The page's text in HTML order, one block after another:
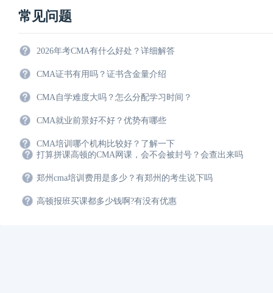
常见问题
2026年考CMA有什么好处？详细解答
CMA证书有用吗？证书含金量介绍
CMA自学难度大吗？怎么分配学习时间？
CMA就业前景好不好？优势有哪些
CMA培训哪个机构比较好？了解一下
打算拼课高顿的CMA网课，会不会被封号？会查出来吗
郑州cma培训费用是多少？有郑州的考生说下吗
高顿报班买课都多少钱啊?有没有优惠